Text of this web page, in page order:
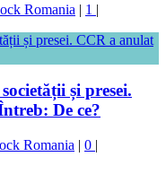
Romania | 1 |
și presei.
De ce?
Romania | 0 |